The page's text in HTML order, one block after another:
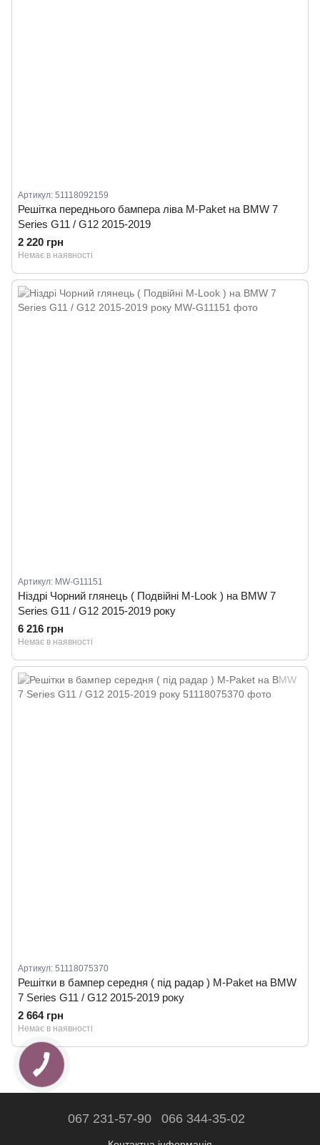
Артикул: 51118092159
Решітка переднього бампера ліва M-Paket на BMW 7
Series G11 / G12 2015-2019
2 220 грн
Немає в наявності
Артикул: MW-G11151
Ніздрі Чорний глянець ( Подвійні M-Look ) на BMW 7
Series G11 / G12 2015-2019 року
6 216 грн
Немає в наявності
Артикул: 51118075370
Решітки в бампер середня ( під радар ) M-Paket на BMW
7 Series G11 / G12 2015-2019 року
2 664 грн
Немає в наявності
067 231-57-90 066 344-35-02